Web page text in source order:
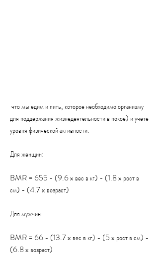
для поддержания жизнедеятельности в покое) и учете
уровня физической активности.
Для женщин:
BMR = 655 - (9.6 x вес в кг) - (1.8 x рост в
см) - (4.7 x возраст)
Для мужчин:
BMR = 66 - (13.7 x вес в кг) - (5 x рост в см) -
(6.8 x возраст)